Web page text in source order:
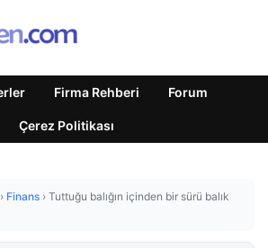
Firma Rehberi Forum
Çerez Politikası
› Finans › Tuttuğu balığın içinden bir sürü balık